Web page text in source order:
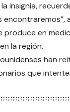
insignia,
produce en
la región.
han
que